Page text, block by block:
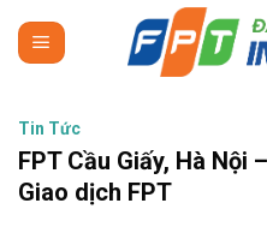
Tin Tức
FPT Cầu Giấy, Hà Nội
Giao dịch FPT